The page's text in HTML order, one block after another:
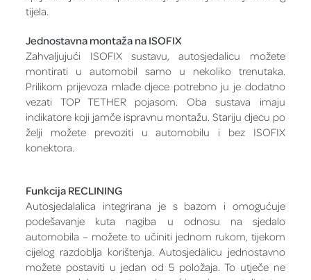
tijela.
Jednostavna montaža na ISOFIX
Zahvaljujući ISOFIX sustavu, autosjedalicu možete
montirati u automobil samo u nekoliko trenutaka.
Prilikom prijevoza mlađe djece potrebno ju je dodatno
vezati TOP TETHER pojasom. Oba sustava imaju
indikatore koji jamče ispravnu montažu. Stariju djecu po
želji možete prevoziti u automobilu i bez ISOFIX
konektora.
Funkcija RECLINING
Autosjedalalica integrirana je s bazom i omogućuje
podešavanje kuta nagiba u odnosu na sjedalo
automobila – možete to učiniti jednom rukom, tijekom
cijelog razdoblja korištenja. Autosjedalicu jednostavno
možete postaviti u jedan od 5 položaja. To utječe ne